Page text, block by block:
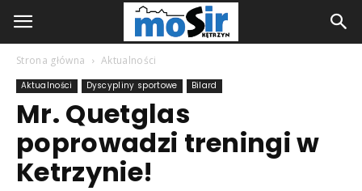
Strona główna Aktualności
Aktualności Dyscypliny sportowe Bilard
Mr. Quetglas
poprowadzi treningi w
Ketrzynie!